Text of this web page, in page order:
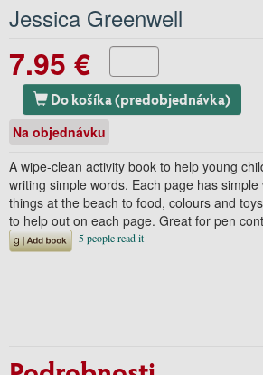
Jessica Greenwell
7.95 €
Do košíka (predobjednávka)
Na objednávku
A wipe-clean activity book to help young
writing simple words. Each page has
things at the beach to food, colours and
to help out on each page. Great for pen